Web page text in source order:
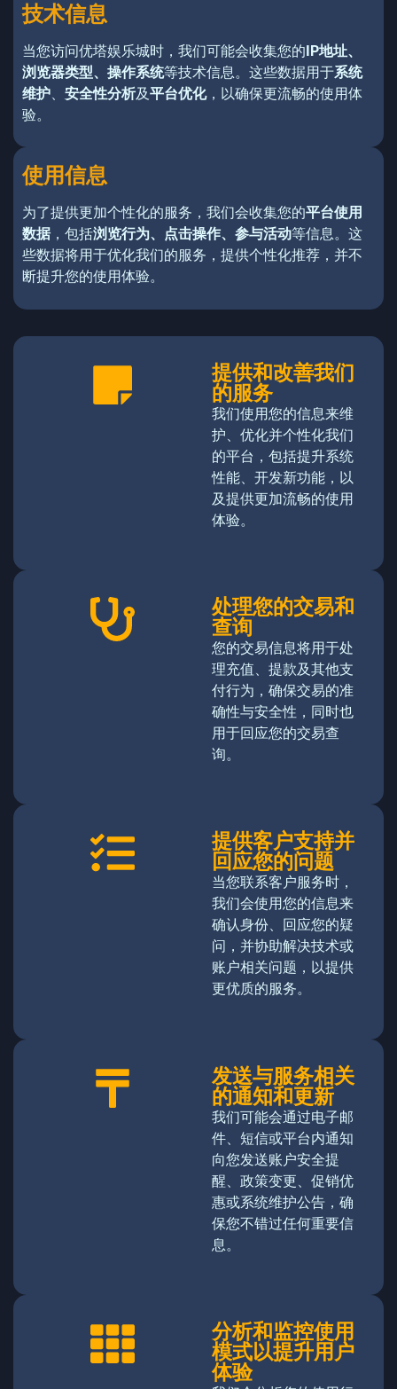
技术信息
当您访问优塔娱乐城时，我们可能会收集您的IP地址、
浏览器类型、操作系统等技术信息。这些数据用于系统
维护、 安全性分析及平台优化，以确保更流畅的使用体
验。
使用信息
为了提供更加个性化的服务，我们会收集您的平台使用
数据，包括浏览行为、点击操作、参与活动等信息。这
些数据将用于优化我们的服务，提供个性化推荐，并不
断提升您的使用体验。
提供和改善我们
的服务​​
我们使用您的信息来维
护、优化并个性化我们
的平台，包括提升系统
性能、开发新功能，以
及提供更加流畅的使用
体验。
处理您的交易和
查询
您的交易信息将用于处
理充值、提款及其他支
付行为，确保交易的准
确性与安全性，同时也
用于回应您的交易查
询。
提供客户支持并
回应您的问题
当您联系客户服务时，
我们会使用您的信息来
确认身份、回应您的疑
问，并协助解决技术或
账户相关问题，以提供
更优质的服务。
发送与服务相关
的通知和更新
我们可能会通过电子邮
件、短信或平台内通知
向您发送账户安全提
醒、政策变更、促销优
惠或系统维护公告，确
保您不错过任何重要信
息。
分析和监控使用
模式以提升用户
体验